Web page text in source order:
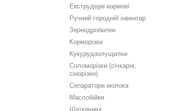
Екструдери кормові
Ручний городній інвентар
Зернодробилки
Корморізки
Кукурудзолущилки
Соломорізки (січкарні,
сінорізки)
Сепаратори молока
Маслобійки
Шатківниці